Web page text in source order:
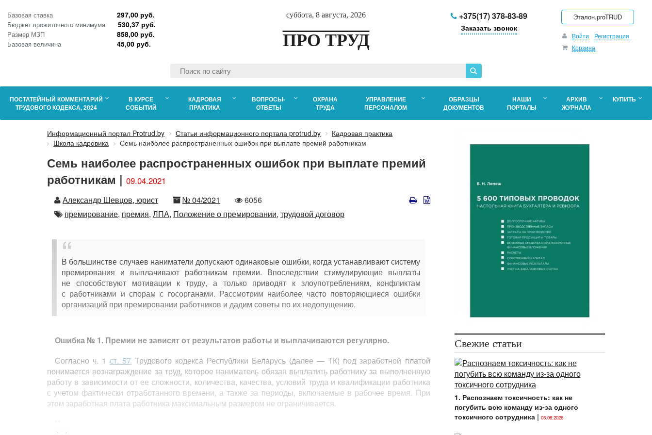
Базовая ставка 297,00 руб.
Бюджет прожиточного минимума 530,37 руб.
Размер МЗП 858,00 руб.
Базовая величина 45,00 руб.
суббота, 8 августа, 2026
ПРО ТРУД
+375(17) 378-83-89
Заказать звонок
Эталон.proTRUD
Войти
Регистрация
Корзина
ПОСТАТЕЙНЫЙ КОММЕНТАРИЙ
ТРУДОВОГО КОДЕКСА, 2024
В КУРСЕ
СОБЫТИЙ
КАДРОВАЯ
ПРАКТИКА
ВОПРОСЫ-
ОТВЕТЫ
ОХРАНА
ТРУДА
УПРАВЛЕНИЕ
ПЕРСОНАЛОМ
ОБРАЗЦЫ
ДОКУМЕНТОВ
НАШИ
ПОРТАЛЫ
АРХИВ
ЖУРНАЛА
КУПИТЬ
Информационный портал Protrud.by Статьи информационного портала protrud.by
Кадровая практика
Школа кадровика
Семь наиболее распространенных ошибок при выплате премий работникам
Семь наиболее распространенных ошибок при выплате премий
работникам | 09.04.2021
Автор
Александр Шевцов, юрист Номер
№ 04/2021
Количество
просмотров
6056
Автор
премирование, премия, ЛПА, Положение о премировании, трудовой договор
В большинстве случаев наниматели допускают одинаковые ошибки, когда устанавливают систему
премирования и выплачивают работникам премии. Впоследствии стимулирующие выплаты
не способствуют мотивации к труду, а только приводят к злоупотреблениям, конфликтам
с работниками и спорам с госорганами. Рассмотрим наиболее часто повторяющиеся ошибки
организаций при премировании работников и дадим советы по их недопущению.
Ошибка № 1. Премии не зависят от результатов работы и выплачиваются регулярно.
Согласно ч. 1ст. 57 Трудового кодекса Республики Беларусь (далее — ТК) под заработной платой
понимается вознаграждение за труд, которое наниматель обязан выплатить работнику за выполненную
работу в зависимости от ее сложности, количества, качества, условий труда и квалификации работника
с учетом фактически отработанного времени, а также за периоды, включаемые в рабочее время. При
этом заработная плата работника максимальным размером не ограничивается.
Свежие статьи
1. Распознаем токсичность: как не
погубить всю команду из-за одного
токсичного сотрудника| 05.08.2026